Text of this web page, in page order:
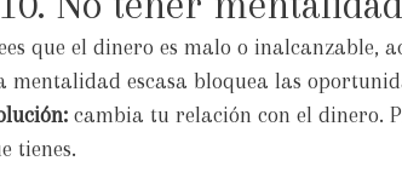
que el dinero es malo o inalcanzable,
mentalidad escasa bloquea las
cambia tu relación con el dinero.
tienes.